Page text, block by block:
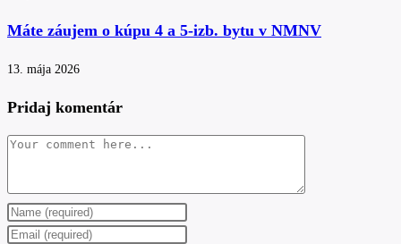
Máte záujem o kúpu 4 a 5-izb. bytu v NMNV
13. mája 2026
Pridaj komentár
Comment
Enter
your
Enter